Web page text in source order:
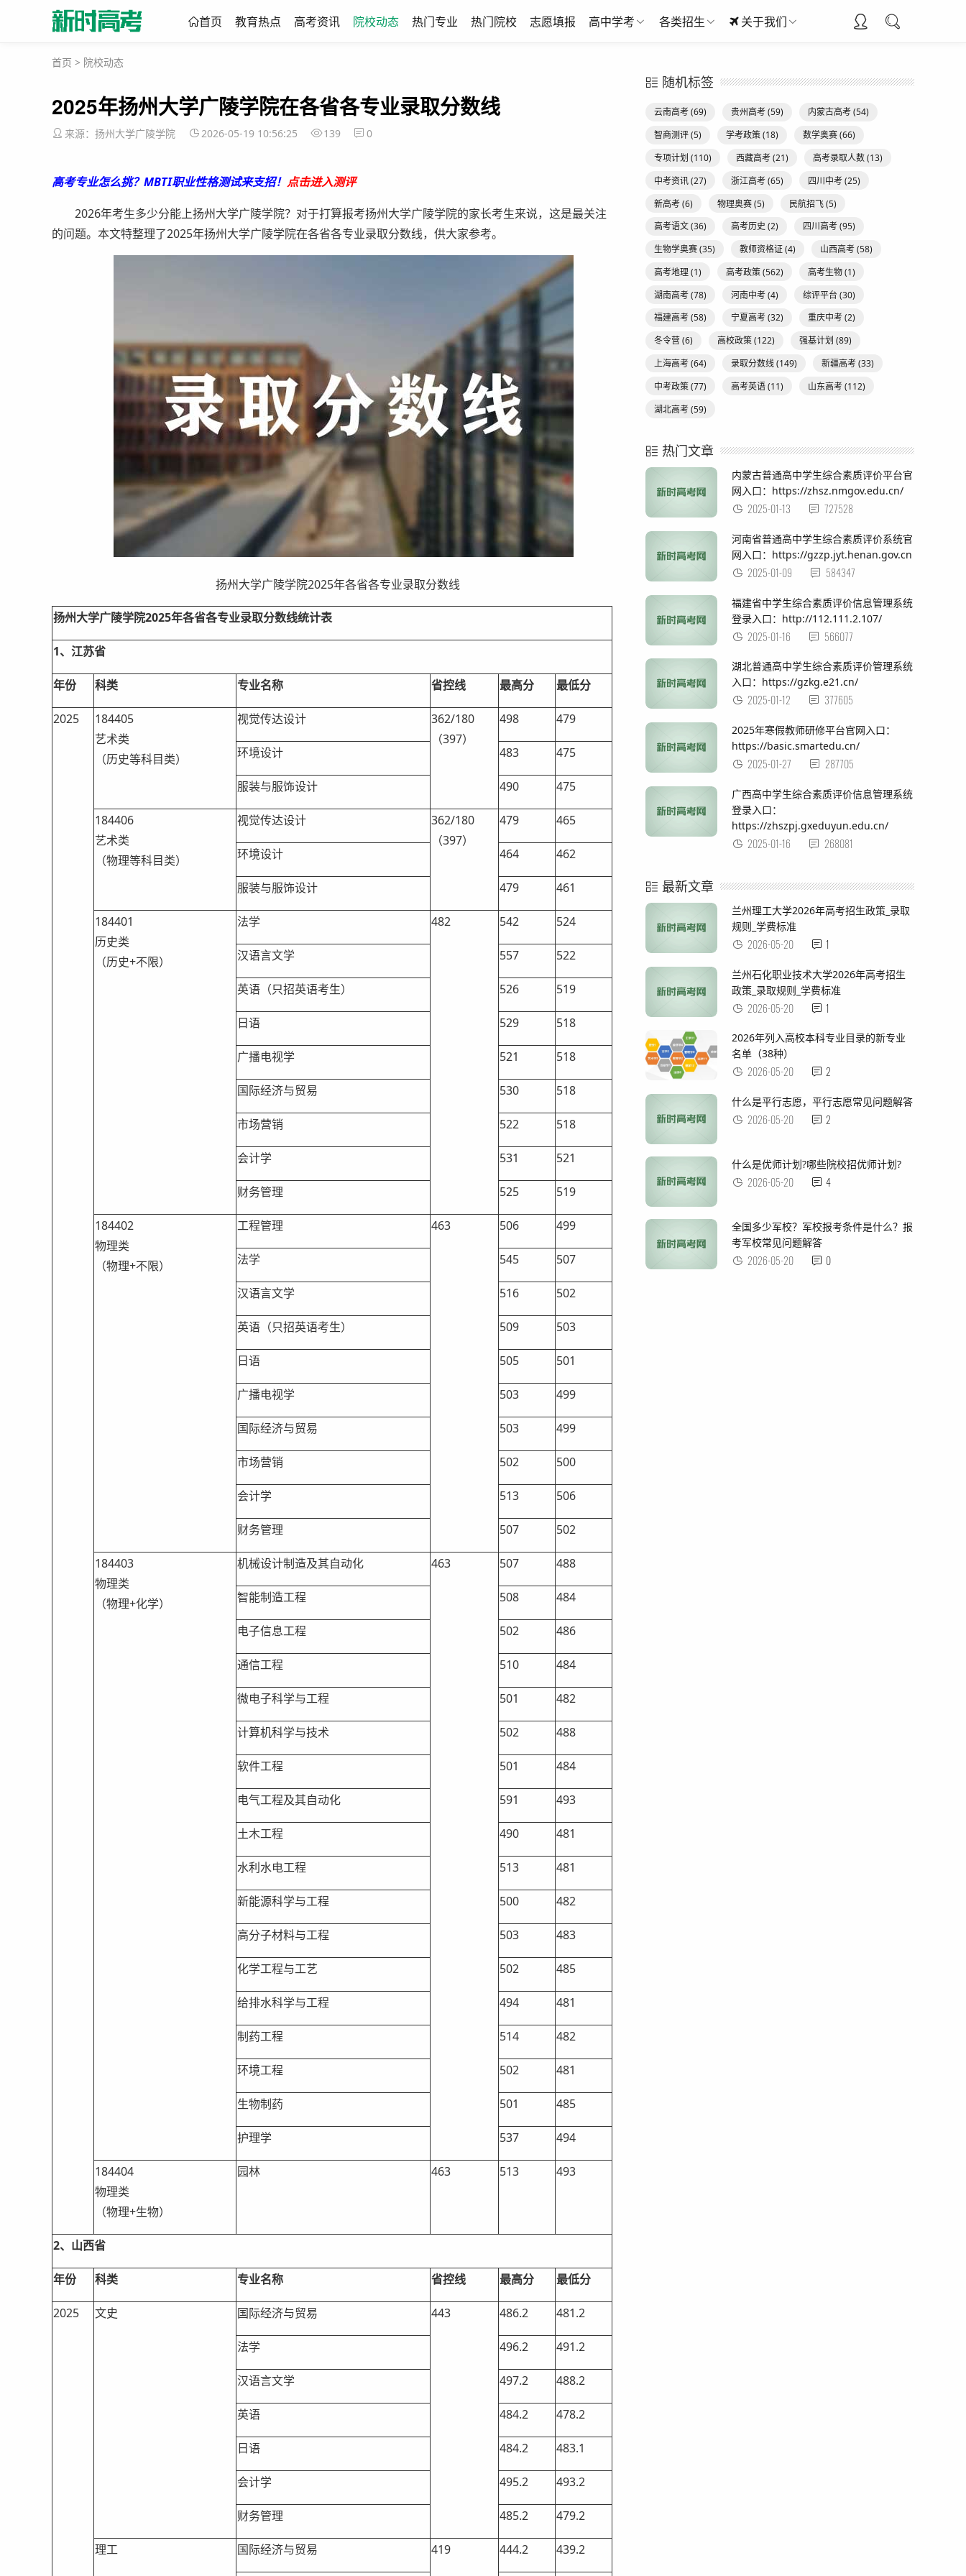
首页 教育热点 高考资讯 院校动态 热门专业 热门院校 志愿填报 高中学考 各类招生 关于我们
首页 > 院校动态
2025年扬州大学广陵学院在各省各专业录取分数线
来源：扬州大学广陵学院 2026-05-19 10:56:25 139 0
高考专业怎么挑？MBTI职业性格测试来支招！ 点击进入测评
2026年考生多少分能上扬州大学广陵学院？对于打算报考扬州大学广陵学院的家长考生来说，这是最关注
的问题。本文特整理了2025年扬州大学广陵学院在各省各专业录取分数线，供大家参考。
扬州大学广陵学院2025年各省各专业录取分数线 ​​​
扬州大学广陵学院2025年各省各专业录取分数线统计表
1、江苏省
年份 科类 专业名称 省控线 最高分 最低分
2025
184405
艺术类
（历史等科目类）
视觉传达设计
362/180
（397）
498 479
环境设计 483 475
服装与服饰设计 490 475
184406
艺术类
（物理等科目类）
视觉传达设计
362/180
（397）
479 465
环境设计 464 462
服装与服饰设计 479 461
184401
历史类
（历史+不限）
法学 482 542 524
汉语言文学 557 522
英语（只招英语考生） 526 519
日语 529 518
广播电视学 521 518
国际经济与贸易 530 518
市场营销 522 518
会计学 531 521
财务管理 525 519
184402
物理类
（物理+不限）
工程管理 463 506 499
法学 545 507
汉语言文学 516 502
英语（只招英语考生） 509 503
日语 505 501
广播电视学 503 499
国际经济与贸易 503 499
市场营销 502 500
会计学 513 506
财务管理 507 502
184403
物理类
（物理+化学）
机械设计制造及其自动化 463 507 488
智能制造工程 508 484
电子信息工程 502 486
通信工程 510 484
微电子科学与工程 501 482
计算机科学与技术 502 488
软件工程 501 484
电气工程及其自动化 591 493
土木工程 490 481
水利水电工程 513 481
新能源科学与工程 500 482
高分子材料与工程 503 483
化学工程与工艺 502 485
给排水科学与工程 494 481
制药工程 514 482
环境工程 502 481
生物制药 501 485
护理学 537 494
184404
物理类
（物理+生物）
园林 463 513 493
2、山西省
年份 科类 专业名称 省控线 最高分 最低分
2025 文史 国际经济与贸易 443 486.2 481.2
法学 496.2 491.2
汉语言文学 497.2 488.2
英语 484.2 478.2
日语 484.2 483.1
会计学 495.2 493.2
财务管理 485.2 479.2
理工 国际经济与贸易 419 444.2 439.2
随机标签
云南高考(69) 贵州高考(59) 内蒙古高考(54)
智商测评(5) 学考政策(18) 数学奥赛(66)
专项计划 (110) 西藏高考(21) 高考录取人数(13)
中考资讯(27) 浙江高考(65) 四川中考(25)
新高考(6) 物理奥赛(5) 民航招飞(5)
高考语文(36) 高考历史 (2) 四川高考(95)
生物学奥赛(35) 教师资格证(4) 山西高考(58)
高考地理(1) 高考政策(562) 高考生物(1)
湖南高考(78) 河南中考(4) 综评平台 (30)
福建高考(58) 宁夏高考(32) 重庆中考(2)
冬令营(6) 高校政策(122) 强基计划 (89)
上海高考(64) 录取分数线(149) 新疆高考(33)
中考政策(77) 高考英语(11) 山东高考(112)
湖北高考(59)
热门文章
内蒙古普通高中学生综合素质评价平台官
网入口：https://zhsz.nmgov.edu.cn/
2025-01-13 727528
河南省普通高中学生综合素质评价系统官
网入口：https://gzzp.jyt.henan.gov.cn
2025-01-09 584347
福建省中学生综合素质评价信息管理系统
登录入口：http://112.111.2.107/
2025-01-16 566077
湖北普通高中学生综合素质评价管理系统
入口：https://gzkg.e21.cn/
2025-01-12 377605
2025年寒假教师研修平台官网入口：
https://basic.smartedu.cn/
2025-01-27 287705
广西高中学生综合素质评价信息管理系统
登录入口：
https://zhszpj.gxeduyun.edu.cn/
2025-01-16 268081
最新文章
兰州理工大学2026年高考招生政策_录取
规则_学费标准
2026-05-20 1
兰州石化职业技术大学2026年高考招生
政策_录取规则_学费标准
2026-05-20 1
2026年列入高校本科专业目录的新专业
名单（38种）
2026-05-20 2
什么是平行志愿，平行志愿常见问题解答
2026-05-20 2
什么是优师计划?哪些院校招优师计划?
2026-05-20 4
全国多少军校？军校报考条件是什么？报
考军校常见问题解答
2026-05-20 0